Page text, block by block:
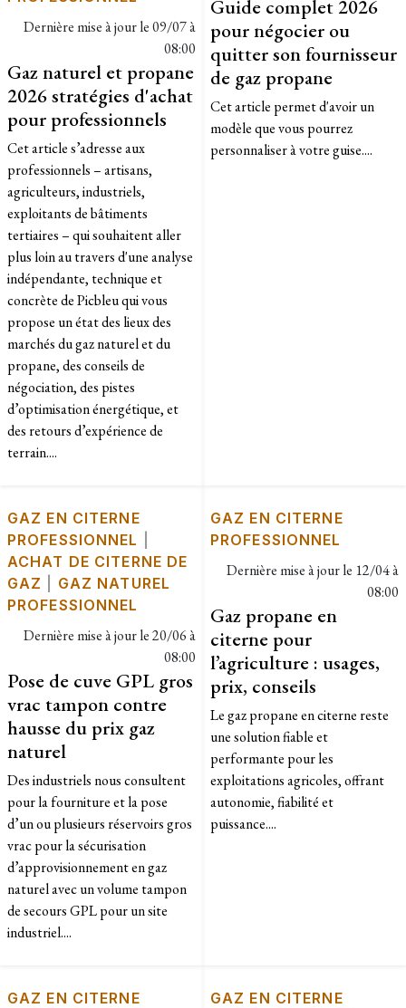
Dernière mise à jour le09/07 à
08:00
Gaz naturel et propane
2026 stratégies d'achat
pour professionnels
​Cet article s’adresse aux
professionnels – artisans,
agriculteurs, industriels,
exploitants de bâtiments
tertiaires – qui souhaitent aller
plus loin au travers d'une analyse
indépendante, technique et
concrète de Picbleu qui vous
propose un état des lieux des
marchés du gaz naturel et du
propane, des conseils de
négociation, des pistes
d’optimisation énergétique, et
des retours d’expérience de
terrain....
Guide complet 2026
pour négocier ou
quitter son fournisseur
de gaz propane
Cet article permet d'avoir un
modèle que vous pourrez
personnaliser à votre guise....
GAZ EN CITERNE
PROFESSIONNEL
ACHAT DE CITERNE DE
GAZ
GAZ NATUREL
PROFESSIONNEL
Dernière mise à jour le20/06 à
08:00
Pose de cuve GPL gros
vrac tampon contre
hausse du prix gaz
naturel
Des industriels nous consultent
pour la fourniture et la pose
d’un ou plusieurs réservoirs gros
vrac pour la sécurisation
d’approvisionnement en gaz
naturel avec un volume tampon
de secours GPL pour un site
industriel....
GAZ EN CITERNE
PROFESSIONNEL
Dernière mise à jour le 12/04 à
08:00
Gaz propane en
citerne pour
l’agriculture : usages,
prix, conseils
Le gaz propane en citerne reste
une solution fiable et
performante pour les
exploitations agricoles, offrant
autonomie, fiabilité et
puissance....
GAZ EN CITERNE
GAZ EN CITERNE